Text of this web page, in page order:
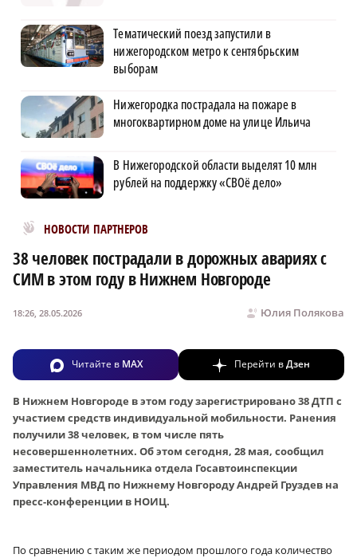
Тематический поезд запустили в
нижегородском метро к сентябрьским
выборам
Нижегородка пострадала на пожаре в
многоквартирном доме на улице Ильича
В Нижегородской области выделят 10 млн
рублей на поддержку «СВОё дело»
НОВОСТИ ПАРТНЕРОВ
Новости МирТесен
38 человек пострадали в дорожных авариях с
СИМ в этом году в Нижнем Новгороде
Юлия Полякова
18:26, 28.05.2026
Читайте в MAX Перейти вДзен
В Нижнем Новгороде в этом году зарегистрировано 38 ДТП с
участием средств индивидуальной мобильности. Ранения
получили 38 человек, в том числе пять
несовершеннолетних. Об этом сегодня, 28 мая, сообщил
заместитель начальника отдела Госавтоинспекции
Управления МВД по Нижнему Новгороду Андрей Груздев на
пресс-конференции в НОИЦ.
По сравнению с таким же периодом прошлого года количество